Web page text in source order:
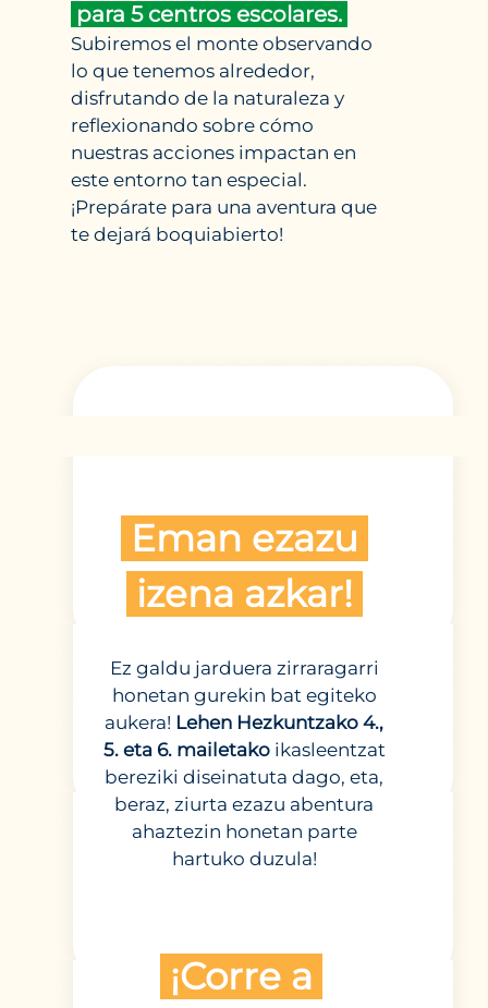
para 5 centros escolares.
Subiremos el monte observando
lo que tenemos alrededor,
disfrutando de la naturaleza y
reflexionando sobre cómo
nuestras acciones impactan en
este entorno tan especial.
¡Prepárate para una aventura que
te dejará boquiabierto!
Eman ezazu
izena azkar!
Ez galdu jarduera zirraragarri
honetan gurekin bat egiteko
aukera! Lehen Hezkuntzako 4.,
5. eta 6. mailetakoikasleentzat
bereziki diseinatuta dago, eta,
beraz, ziurta ezazu abentura
ahaztezin honetan parte
hartuko duzula!
¡Corre a